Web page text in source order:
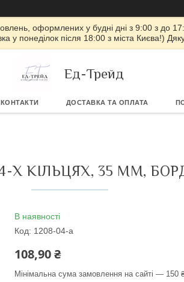
оформлених у будні дні з 9:00 з до
у понеділок після 18:00 з міста Києва!)
Ед-Трейд
КОНТАКТИ ДОСТАВКА ТА ОПЛАТА
Х КІЛЬЦЯХ, 35 ММ,
В наявності
Код: 1208-04-a
108,90 ₴
Мінімальна сума замовлення на сайті — 150